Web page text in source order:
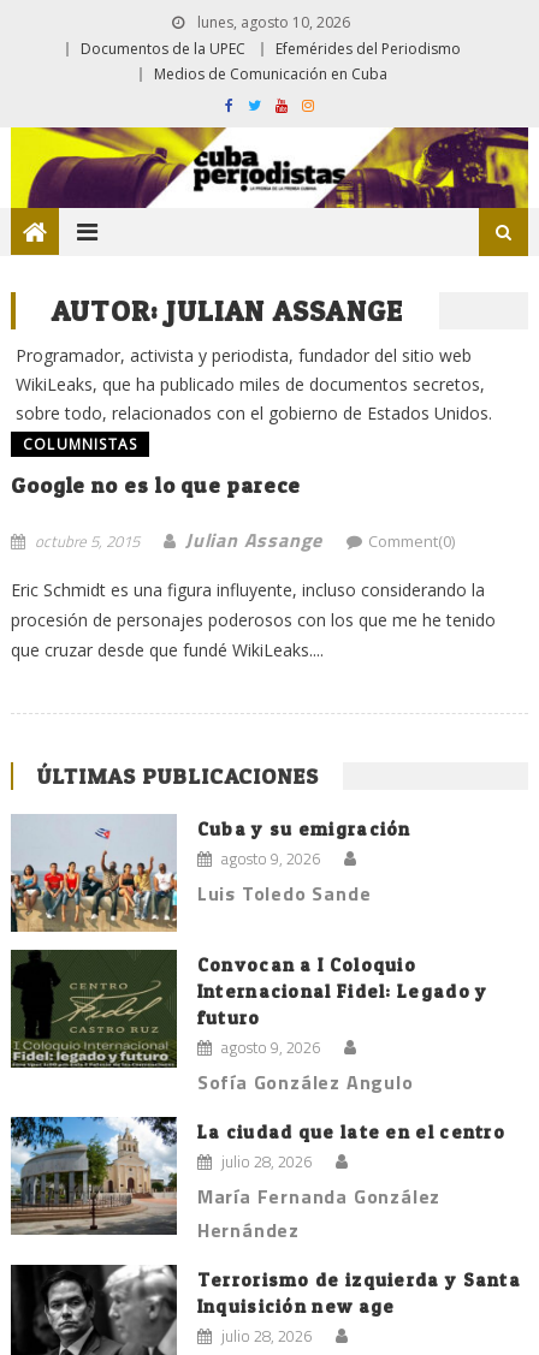
lunes, agosto 10, 2026
Documentos de la UPEC
Efemérides del Periodismo
Medios de Comunicación en Cuba
AUTOR:JULIAN ASSANGE
Programador, activista y periodista, fundador del sitio web
WikiLeaks, que ha publicado miles de documentos secretos,
sobre todo, relacionados con el gobierno de Estados Unidos.
COLUMNISTAS
Google no es lo que parece
octubre 5, 2015 Julian Assange Comment(0)
Eric Schmidt es una figura influyente, incluso considerando la
procesión de personajes poderosos con los que me he tenido
que cruzar desde que fundé WikiLeaks....
ÚLTIMAS PUBLICACIONES
Cuba y su emigración
agosto 9, 2026
Luis Toledo Sande
Convocan a I Coloquio
Internacional Fidel: Legado y
futuro
agosto 9, 2026
Sofía González Angulo
La ciudad que late en el centro
julio 28, 2026
María Fernanda González
Hernández
Terrorismo de izquierda y Santa
Inquisición new age
julio 28, 2026